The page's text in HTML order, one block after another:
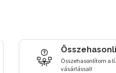
Összehasonlítom a
vásárlással!